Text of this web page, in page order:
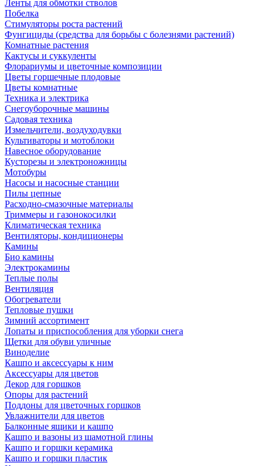
Ленты для обмотки стволов
Побелка
Стимуляторы роста растений
Фунгициды (средства для борьбы с болезнями растений)
Комнатные растения
Кактусы и суккуленты
Флорариумы и цветочные композиции
Цветы горшечные плодовые
Цветы комнатные
Техника и электрика
Снегоуборочные машины
Садовая техника
Измельчители, воздуходувки
Культиваторы и мотоблоки
Навесное оборудование
Кусторезы и электроножницы
Мотобуры
Насосы и насосные станции
Пилы цепные
Расходно-смазочные материалы
Триммеры и газонокосилки
Климатическая техника
Вентиляторы, кондиционеры
Камины
Био камины
Электрокамины
Теплые полы
Вентиляция
Обогреватели
Тепловые пушки
Зимний ассортимент
Лопаты и приспособления для уборки снега
Щетки для обуви уличные
Виноделие
Кашпо и аксессуары к ним
Аксессуары для цветов
Декор для горшков
Опоры для растений
Поддоны для цветочных горшков
Увлажнители для цветов
Балконные ящики и кашпо
Кашпо и вазоны из шамотной глины
Кашпо и горшки керамика
Кашпо и горшки пластик